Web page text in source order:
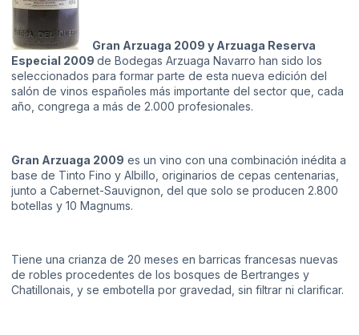
Gran Arzuaga 2009 y Arzuaga Reserva
Especial 2009 de Bodegas Arzuaga Navarro han sido los
seleccionados para formar parte de esta nueva edición del
salón de vinos españoles más importante del sector que, cada
año, congrega a más de 2.000 profesionales.
Gran Arzuaga 2009 es un vino con una combinación inédita a
base de Tinto Fino y Albillo, originarios de cepas centenarias,
junto a Cabernet-Sauvignon, del que solo se producen 2.800
botellas y 10 Magnums.
Tiene una crianza de 20 meses en barricas francesas nuevas
de robles procedentes de los bosques de Bertranges y
Chatillonais, y se embotella por gravedad, sin filtrar ni clarificar.